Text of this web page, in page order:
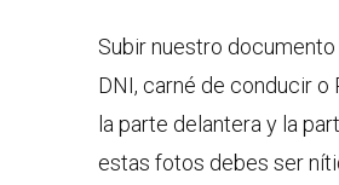
Subir nuestro documento
DNI, carné de conducir o
la parte delantera y la
estas fotos debes ser